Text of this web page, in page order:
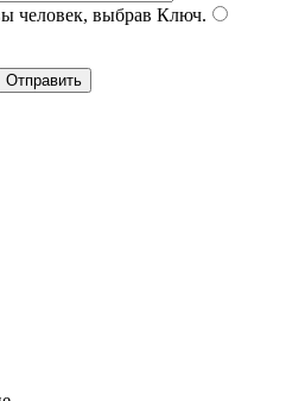
человек, выбрав Ключ.